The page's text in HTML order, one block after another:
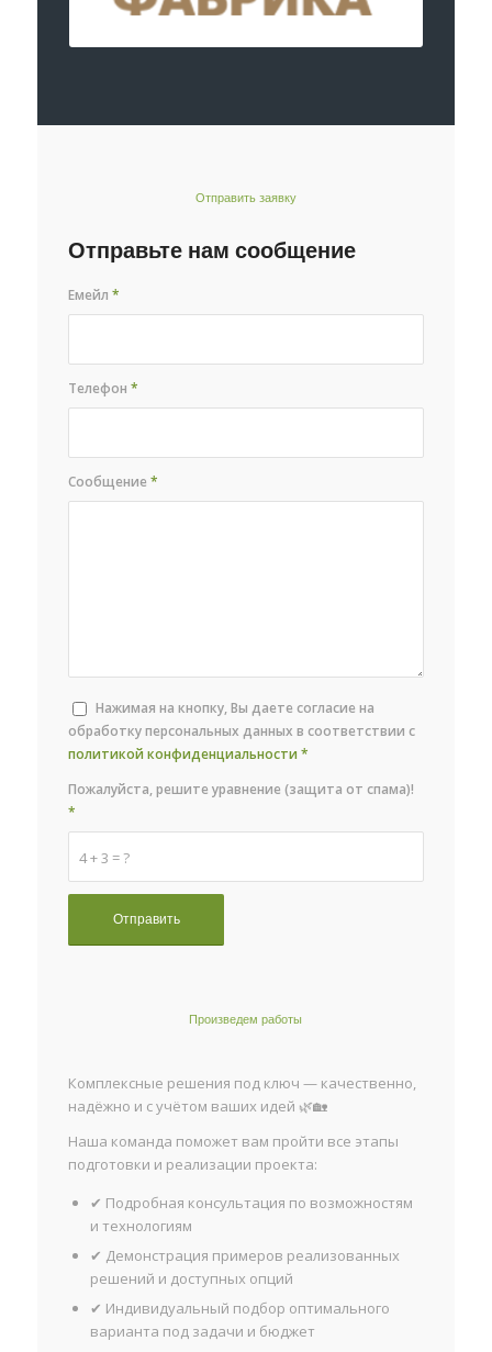
Отправить заявку
Отправьте нам сообщение
Емейл*
Телефон*
Сообщение*
Нажимая на кнопку, Вы даете согласие на
обработку персональных данных в соответствии с
политикой конфиденциальности *
4 + 3 = ?
Пожалуйста, решите уравнение (защита от спама)!
*
Произведем работы
Комплексные решения под ключ — качественно,
надёжно и с учётом ваших идей 🌿🏡
Наша команда поможет вам пройти все этапы
подготовки и реализации проекта:
✔ Подробная консультация по возможностям
и технологиям
✔ Демонстрация примеров реализованных
решений и доступных опций
✔ Индивидуальный подбор оптимального
варианта под задачи и бюджет